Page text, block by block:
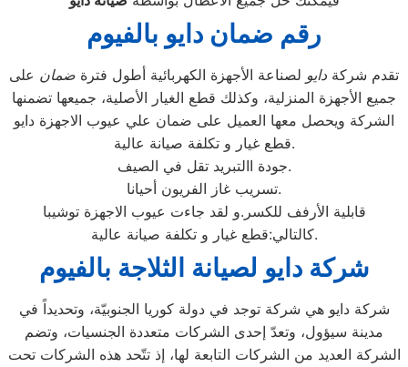
رقم ضمان دايو بالفيوم
تقدم شركة دايو لصناعة الأجهزة الكهربائية أطول فترة ضمان على
جميع الأجهزة المنزلية، وكذلك قطع الغيار الأصلية، جميعها تضمنها
الشركة ويحصل معها العميل على ضمان علي عيوب الاجهزة دايو
قطع غيار و تكلفة صيانة عالية.
جودة االتبريد تقل في الصيف.
تسريب غاز الفريون أحيانا.
قابلية الأرفف للكسر.و لقد جاءت عيوب الاجهزة توشيبا
كالتالي:قطع غيار و تكلفة صيانة عالية.
شركة دايو لصيانة الثلاجة بالفيوم
شركة دايو هي شركة توجد في دولة كوريا الجنوبيّة، وتحديداً في
مدينة سيؤول، وتعدّ إحدى الشركات متعددة الجنسيات، وتضم
الشركة العديد من الشركات التابعة لها، إذ تتّحد هذه الشركات تحت